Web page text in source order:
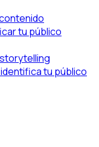
tu público
tu público